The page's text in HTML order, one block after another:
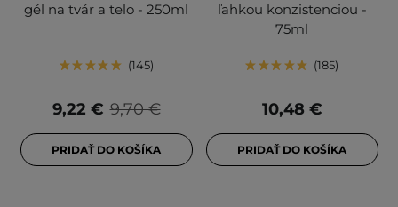
gél na tvár a telo - 250ml
145
9,70 €
9,22 €
PRIDAŤ DO KOŠÍKA
ľahkou konzistenciou -
75ml
185
10,48 €
PRIDAŤ DO KOŠÍKA